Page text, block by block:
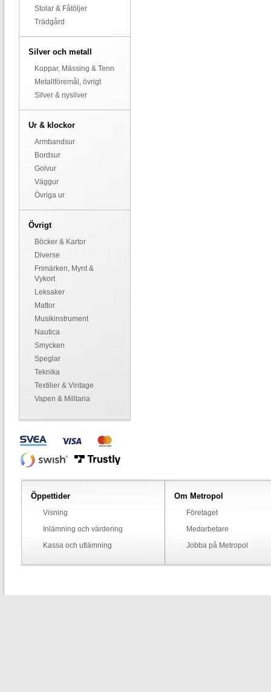
Stolar & Fåtöljer
Trädgård
Silver och metall
Koppar, Mässing & Tenn
Metallföremål, övrigt
Silver & nysilver
Ur & klockor
Armbandsur
Bordsur
Golvur
Väggur
Övriga ur
Övrigt
Böcker & Kartor
Diverse
Frimärken, Mynt &
Vykort
Leksaker
Mattor
Musikinstrument
Nautica
Smycken
Speglar
Teknika
Textilier & Vintage
Vapen & Militaria
Öppettider
Visning
Inlämning och värdering
Kassa och utlämning
Om Metropol
Företaget
Medarbetare
Jobba på Metropol